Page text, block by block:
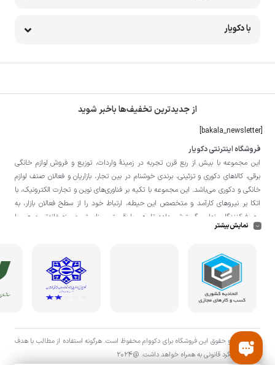
با دکویار
از جدیدترین تخفیف‌ها باخبر شوید
[bakala_newsletter]
فروشگاه اینترنتی دکویار
این مجموعه با بيش از ربع قرن تجربه در زمينۀ واردات، توزيع و فروش لوازم خانگی
برقی، کالاهای دکوری و تزئینی، برندی خوشنام در بين تجار، بازاريان و فعالان صنف لوازم
خانگی و دکوری می‌باشد. این مجموعه با تكيه بر فناوری‌های نوين و تجارت الكترونيک، با
اتکا بر نيروهای كارآمد و متخصص اين حيطه، ارتباط خود را از سطح فعالان بازار، به
مصرف‌كنندگان نهايی گسترش داده تا هم با قيمتی مناسبتر و منصفانه‌تر و هم با
خدماتی گسترده‌تر و كيفی‌تر در خدمت هموطنان عزیز در اقصی نقاط ميهنمان باشد.
کالا از انبار تنها در صورت ثبت سفارش قبلی از طریق سایت و انتخاب زمان، امکان پذیر
نمایش بیشتر
تمامی حق و حقوق اين فروشگاه برای دکووام محفوظ است. هرگونه استفاده از مطالب با هدف
اقتصادی پیگرد قانونی به همراه خواهد داشت. @2024